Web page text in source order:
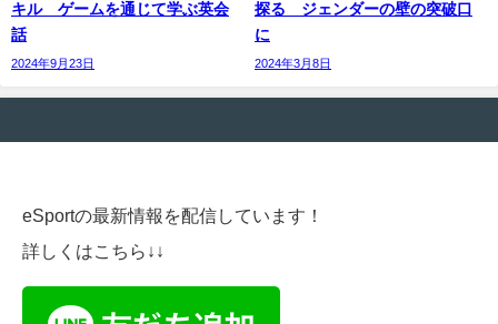
キル ゲームを通じて学ぶ英会
話
2024年9月23日
探る ジェンダーの壁の突破口
に
2024年3月8日
eSportの最新情報を配信しています！
詳しくはこちら↓↓